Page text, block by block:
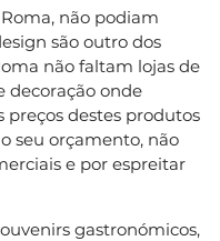
não podiam
são outro dos
não faltam lojas de
decoração onde
preços destes produtos
seu orçamento, não
e por espreitar
gastronómicos,